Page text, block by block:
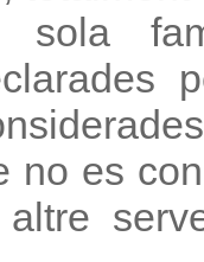
sola
no es
altre